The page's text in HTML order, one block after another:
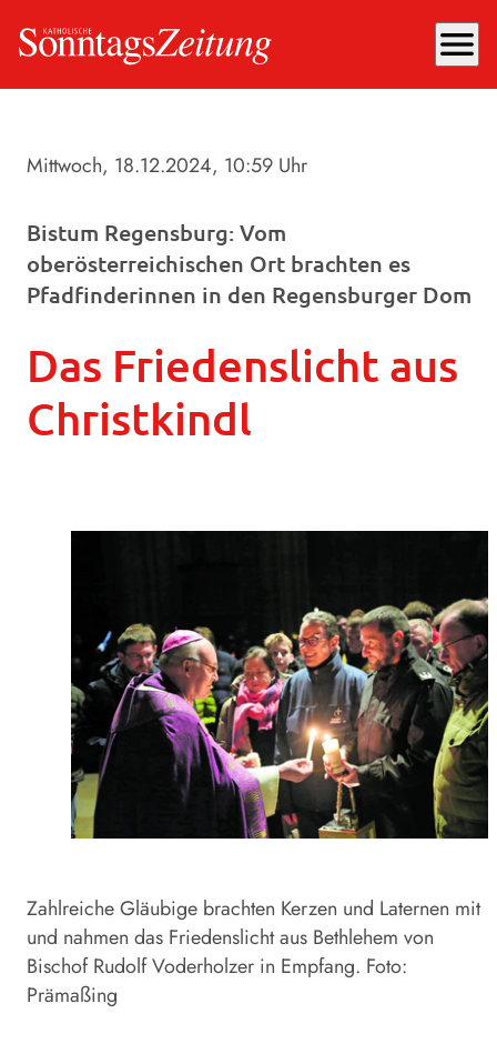
menu
Mittwoch, 18.12.2024, 10:59 Uhr
Bistum Regensburg: Vom
oberösterreichischen Ort brachten es
Pfadfinderinnen in den Regensburger Dom
Das Friedenslicht aus
Christkindl
Zahlreiche Gläubige brachten Kerzen und Laternen mit
und nahmen das Friedenslicht aus Bethlehem von
Bischof Rudolf Voderholzer in Empfang. Foto:
Prämaßing